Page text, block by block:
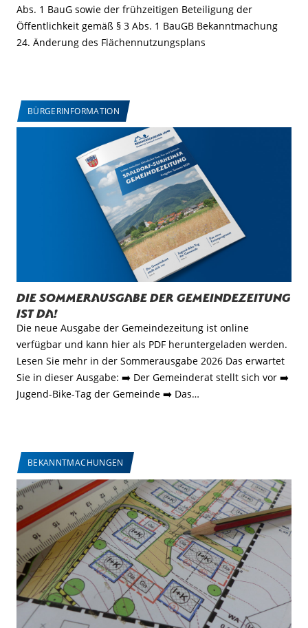
Abs. 1 BauG sowie der frühzeitigen Beteiligung der
Öffentlichkeit gemäß § 3 Abs. 1 BauGB Bekanntmachung
24. Änderung des Flächennutzungsplans
BÜRGERINFORMATION
Die Sommerausgabe der Gemeindezeitung
ist da!
Die neue Ausgabe der Gemeindezeitung ist online
verfügbar und kann hier als PDF heruntergeladen werden.
Lesen Sie mehr in der Sommerausgabe 2026 Das erwartet
Sie in dieser Ausgabe: ➡️ Der Gemeinderat stellt sich vor ➡️
Jugend-Bike-Tag der Gemeinde ➡️ Das…
BEKANNTMACHUNGEN